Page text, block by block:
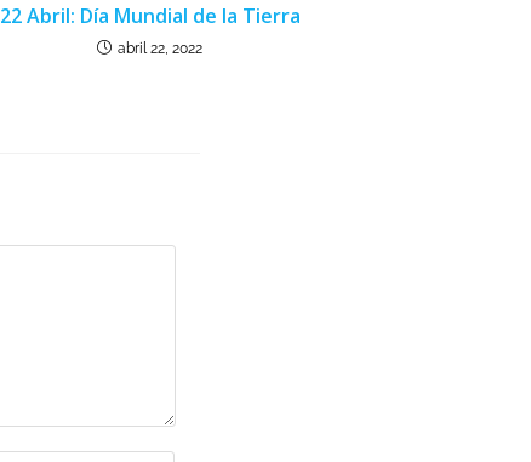
22 Abril: Día Mundial de la Tierra
abril 22, 2022